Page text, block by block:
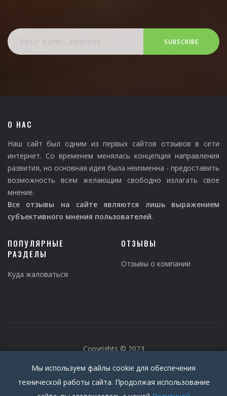
SUBSCRIBE
О НАС
Наш сайт был одним из первых сайтов отзывов в сети
интернет. Со временем менялась концепция направления
развития, но основная идея была неизменна - предоставить
возможность всем желающим свободно излагать свое
мнение.
Все отзывы на сайте являются лишь выражением
субъективного мнения пользователей.
ПОПУЛЯРНЫЕ
РАЗДЕЛЫ
Куда жаловаться
ОТЗЫВЫ
Отзывы о компании
Copyrights © 2023
Мы используем файлы cookie для обеспечения
технической работы сайта. Продолжая использование